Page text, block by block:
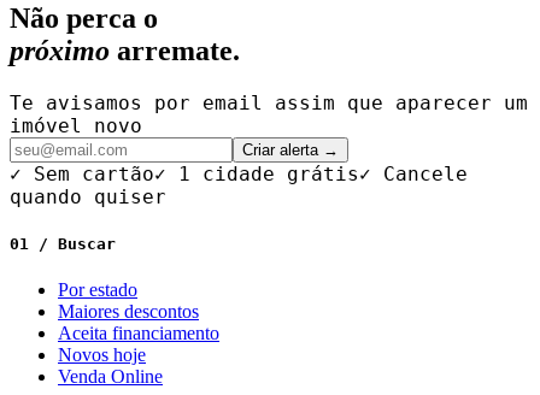
Não perca o
próximo arremate.
Te avisamos por email assim que aparecer um
imóvel novo
Criar alerta →
✓ Sem cartão✓ 1 cidade grátis✓ Cancele
quando quiser
01 / Buscar
Por estado
Maiores descontos
Aceita financiamento
Novos hoje
Venda Online